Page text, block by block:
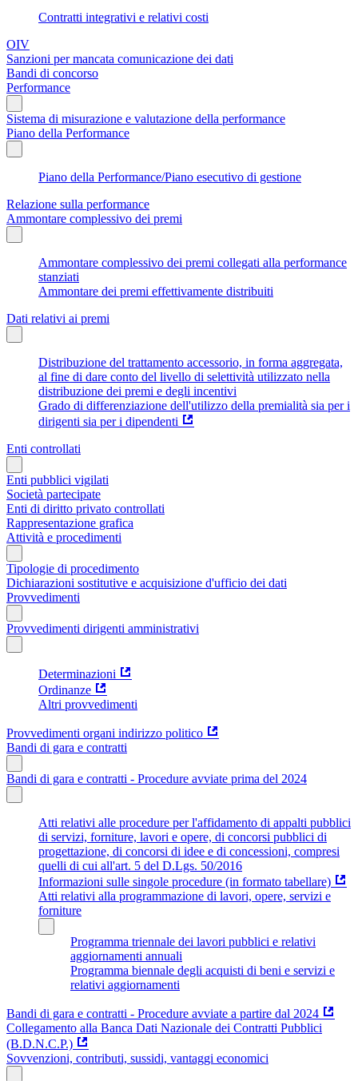
Contratti integrativi e relativi costi
OIV
Sanzioni per mancata comunicazione dei dati
Bandi di concorso
Performance
Sistema di misurazione e valutazione della performance
Piano della Performance
Piano della Performance/Piano esecutivo di gestione
Relazione sulla performance
Ammontare complessivo dei premi
Ammontare complessivo dei premi collegati alla performance
stanziati
Ammontare dei premi effettivamente distribuiti
Dati relativi ai premi
Distribuzione del trattamento accessorio, in forma aggregata,
al fine di dare conto del livello di selettività utilizzato nella
distribuzione dei premi e degli incentivi
Grado di differenziazione dell'utilizzo della premialità sia per i
dirigenti sia per i dipendenti
Enti controllati
Enti pubblici vigilati
Società partecipate
Enti di diritto privato controllati
Rappresentazione grafica
Attività e procedimenti
Tipologie di procedimento
Dichiarazioni sostitutive e acquisizione d'ufficio dei dati
Provvedimenti
Provvedimenti dirigenti amministrativi
Determinazioni
Ordinanze
Altri provvedimenti
Provvedimenti organi indirizzo politico
Bandi di gara e contratti
Bandi di gara e contratti - Procedure avviate prima del 2024
Atti relativi alle procedure per l'affidamento di appalti pubblici
di servizi, forniture, lavori e opere, di concorsi pubblici di
progettazione, di concorsi di idee e di concessioni, compresi
quelli di cui all'art. 5 del D.Lgs. 50/2016
Informazioni sulle singole procedure (in formato tabellare)
Atti relativi alla programmazione di lavori, opere, servizi e
forniture
Programma triennale dei lavori pubblici e relativi
aggiornamenti annuali
Programma biennale degli acquisti di beni e servizi e
relativi aggiornamenti
Bandi di gara e contratti - Procedure avviate a partire dal 2024
Collegamento alla Banca Dati Nazionale dei Contratti Pubblici
(B.D.N.C.P.)
Sovvenzioni, contributi, sussidi, vantaggi economici